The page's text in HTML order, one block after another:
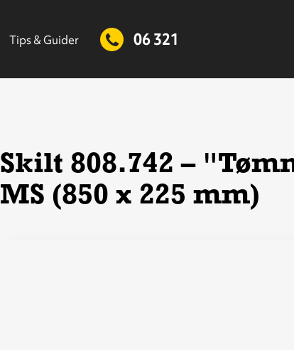
Tips & Guider 06 321
Skilt 808.742 –
MS (850 x 225 mm)